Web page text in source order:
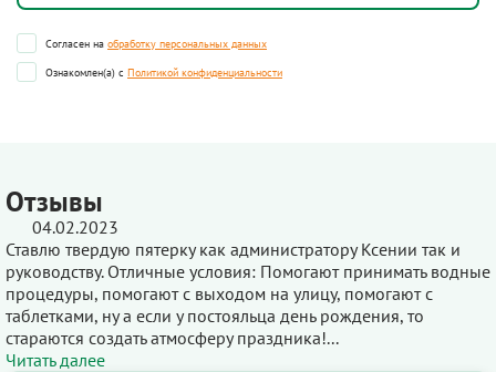
Согласен на обработку персональных данных
Ознакомлен(а) с Политикой конфиденциальности
Отзывы
04.02.2023
Ставлю твердую пятерку как администратору Ксении так и
руководству. Отличные условия: Помогают принимать водные
процедуры, помогают с выходом на улицу, помогают с
таблетками, ну а если у постояльца день рождения, то
стараются создать атмосферу праздника!...
Читать далее